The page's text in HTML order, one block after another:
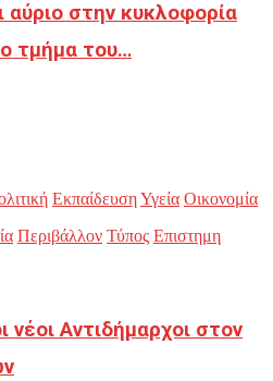
αύριο στην κυκλοφορία
τμήμα του…
ΕκπαίδευσηΥγεία Οικονομία
Περιβάλλον Τύπος Επιστημη
νέοι Αντιδήμαρχοι στον